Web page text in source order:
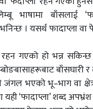
भाषामा बाँसलाई
भनिन्छ । यसर्थ फादाप्ला
गएको हो भन्न सकिन्छ
बाँसघारी
भएको भू–भाग वा
‘फादाप्ला’ शब्द